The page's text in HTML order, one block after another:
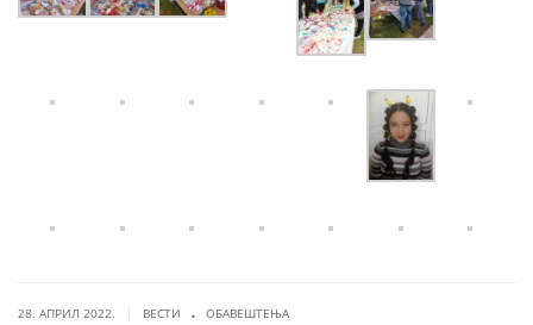
28. АПРИЛ 2022. ВЕСТИ . ОБАВЕШТЕЊА